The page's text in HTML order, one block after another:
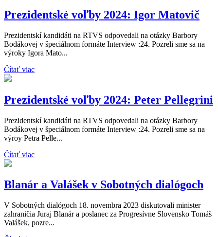
Prezidentské voľby 2024: Igor Matovič
Prezidentskí kandidáti na RTVS odpovedali na otázky Barbory
Bodákovej v špeciálnom formáte Interview :24. Pozreli sme sa na
výroky Igora Mato...
Čítať viac
Prezidentské voľby 2024: Peter Pellegrini
Prezidentskí kandidáti na RTVS odpovedali na otázky Barbory
Bodákovej v špeciálnom formáte Interview :24. Pozreli sme sa na
výroy Petra Pelle...
Čítať viac
Blanár a Valášek v Sobotných dialógoch
V Sobotných dialógoch 18. novembra 2023 diskutovali minister
zahraničia Juraj Blanár a poslanec za Progresívne Slovensko Tomáš
Valášek, pozre...